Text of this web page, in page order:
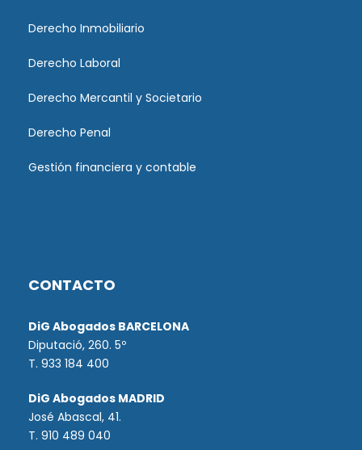
Derecho Inmobiliario
Derecho Laboral
Derecho Mercantil y Societario
Derecho Penal
Gestión financiera y contable
CONTACTO
DiG Abogados BARCELONA
Diputació, 260. 5º
T. 933 184 400
DiG Abogados MADRID
José Abascal, 41.
T. 910 489 040